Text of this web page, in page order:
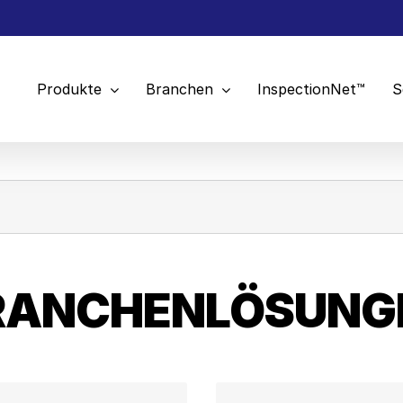
Produkte Branchen InspectionNet™